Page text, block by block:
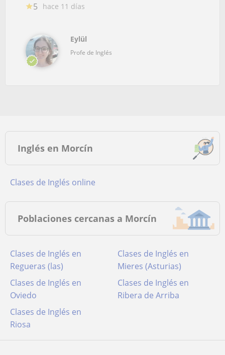
5 hace 11 días
Eylül
Profe de Inglés
Inglés en Morcín
Clases de Inglés online
Poblaciones cercanas a Morcín
Clases de Inglés en
Regueras (las)
Clases de Inglés en
Mieres (Asturias)
Clases de Inglés en
Oviedo
Clases de Inglés en
Ribera de Arriba
Clases de Inglés en
Riosa